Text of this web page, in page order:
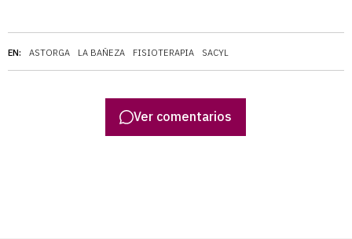
EN: ASTORGA LA BAÑEZA FISIOTERAPIA SACYL
Ver comentarios